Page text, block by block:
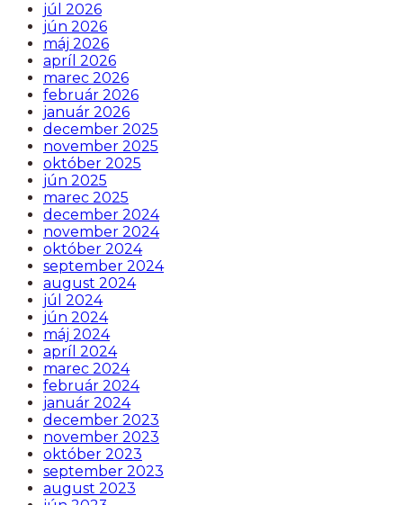
júl 2026
jún 2026
máj 2026
apríl 2026
marec 2026
február 2026
január 2026
december 2025
november 2025
október 2025
jún 2025
marec 2025
december 2024
november 2024
október 2024
september 2024
august 2024
júl 2024
jún 2024
máj 2024
apríl 2024
marec 2024
február 2024
január 2024
december 2023
november 2023
október 2023
september 2023
august 2023